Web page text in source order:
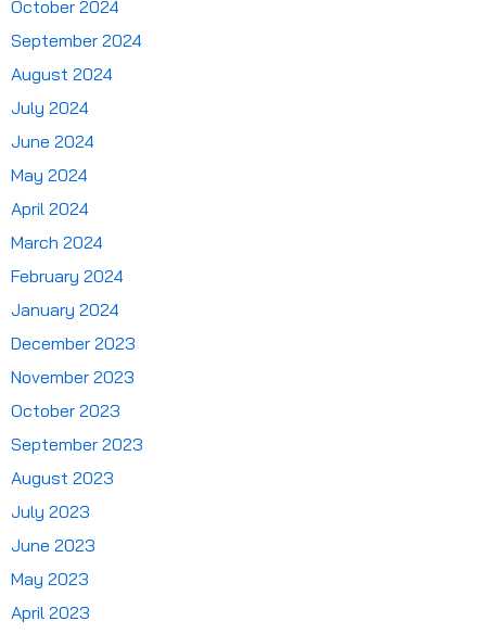
October 2024
September 2024
August 2024
July 2024
June 2024
May 2024
April 2024
March 2024
February 2024
January 2024
December 2023
November 2023
October 2023
September 2023
August 2023
July 2023
June 2023
May 2023
April 2023